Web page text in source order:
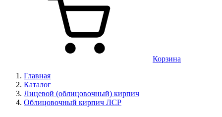
Корзина
Главная
Каталог
Лицевой (облицовочный) кирпич
Облицовочный кирпич ЛСР